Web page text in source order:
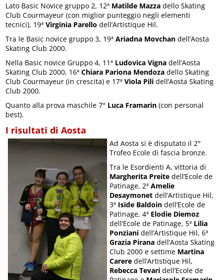
Lato Basic Novice gruppo 2, 12ª Matilde Mazza dello Skating
Club Courmayeur (con miglior punteggio negli elementi
tecnici), 19ªVirginia Parello dell’Artistique Hil.
Tra le Basic novice gruppo 3, 19ªAriadna Movchan dell’Aosta
Skating Club 2000.
Nella Basic novice Gruppo 4, 11ª Ludovica Vigna dell’Aosta
Skating Club 2000, 16ªChiara Pariona Mendoza dello Skating
Club Courmayeur (in crescita) e 17ªViola Pili dell’Aosta Skating
Club 2000.
Quanto alla prova maschile 7° Luca Framarin (con personal
best).
I risultati di Aosta
Ad Aosta si è disputato il 2°
Trofeo Ecole di fascia bronze.
Tra le Esordienti A, vittoria di
Margherita Preite dell’Ecole de
Patinage, 2ªAmelie
Desaymonet dell’Artistique Hil,
3ª Iside Baldoin dell’Ecole de
Patinage, 4ª Elodie Diemoz
dell’Ecole de Patinage, 5ª Lilia
Ponziani dell’Artistique Hil, 6ª
Grazia Pirana dell’Aosta Skating
Club 2000 e settime Martina
Carere dell’Artistique Hil,
Rebecca Tevari dell’Ecole de